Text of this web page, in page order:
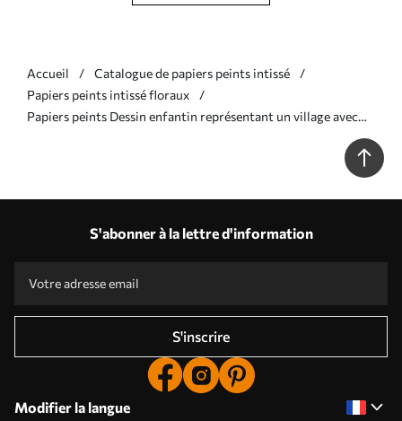
Accueil
Catalogue de papiers peints intissé
Papiers peints intissé floraux
Papiers peints Dessin enfantin représentant un village avec
S'abonner à la lettre d'information
S'inscrire
Modifier la langue